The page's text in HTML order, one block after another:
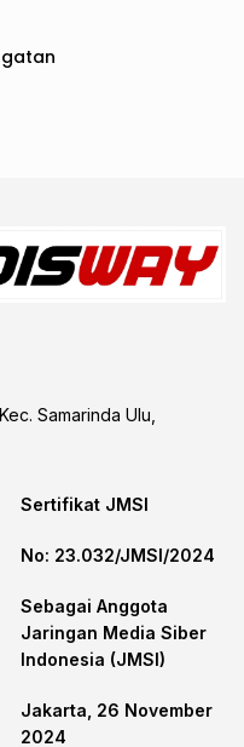
Samarinda Ulu,
Sertifikat JMSI
No: 23.032/JMSI/2024
Sebagai Anggota
Jaringan Media Siber
Indonesia (JMSI)
Jakarta, 26 November
2024